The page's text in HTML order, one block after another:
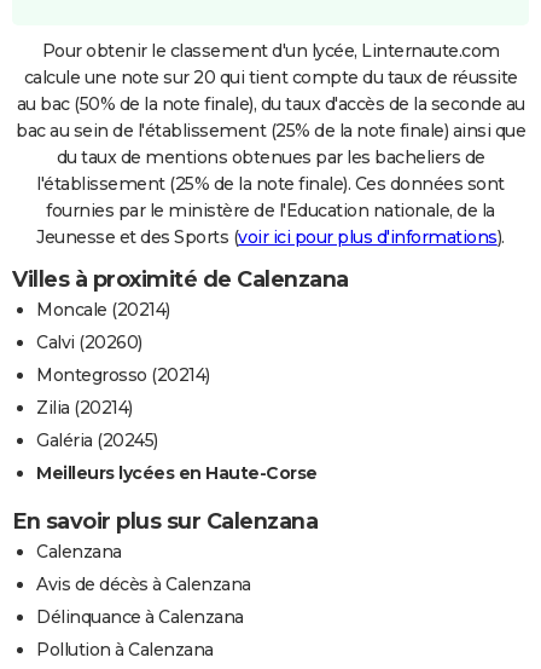
Pour obtenir le classement d'un lycée, Linternaute.com
calcule une note sur 20 qui tient compte du taux de réussite
au bac (50% de la note finale), du taux d'accès de la seconde au
bac au sein de l'établissement (25% de la note finale) ainsi que
du taux de mentions obtenues par les bacheliers de
l'établissement (25% de la note finale). Ces données sont
fournies par le ministère de l'Education nationale, de la
Jeunesse et des Sports (voir ici pour plus d'informations).
Villes à proximité de Calenzana
Moncale (20214)
Calvi (20260)
Montegrosso (20214)
Zilia (20214)
Galéria (20245)
Meilleurs lycées en Haute-Corse
En savoir plus sur Calenzana
Calenzana
Avis de décès à Calenzana
Délinquance à Calenzana
Pollution à Calenzana